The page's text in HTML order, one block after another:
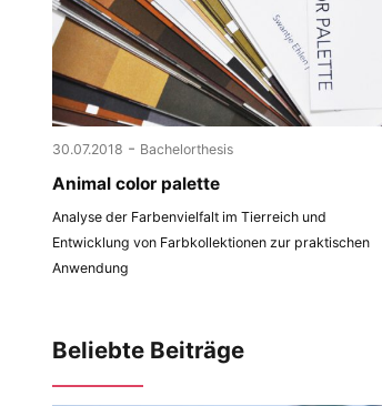
30.07.2018 - Bachelorthesis
Animal color palette
Analyse der Farbenvielfalt im Tierreich und
Entwicklung von Farbkollektionen zur praktischen
Anwendung
Beliebte Beiträge